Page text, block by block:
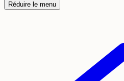
Réduire le menu